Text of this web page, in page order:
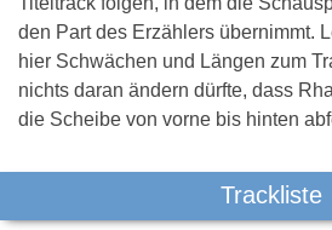
den Part des Erzählers übernimmt.
hier Schwächen und Längen zum
nichts daran ändern dürfte, dass
die Scheibe von vorne bis hinten
Trackliste